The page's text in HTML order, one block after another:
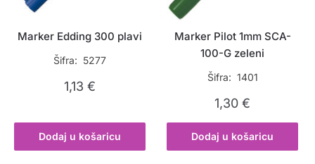
Marker Edding 300 plavi
Šifra: 5277
1,13€
Dodaj u košaricu
Marker Pilot 1mm SCA-
100-G zeleni
Šifra: 1401
1,30€
Dodaj u košaricu